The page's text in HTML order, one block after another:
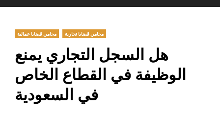
محامي قضايا تجارية محامي قضايا عمالية
هل السجل التجاري يمنع
الوظيفة في القطاع الخاص
في السعودية